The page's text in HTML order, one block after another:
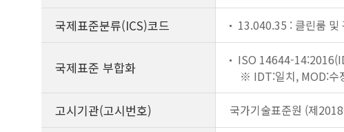
국제표준분류(ICS)코드 13.040.35 : 클린룸 및
국제표준 부합화
ISO 14644-
※ IDT:일치, MOD:수
고시기관(고시번호) 국가기술표준원 (제